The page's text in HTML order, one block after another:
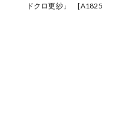
ドクロ更紗」 [A1825